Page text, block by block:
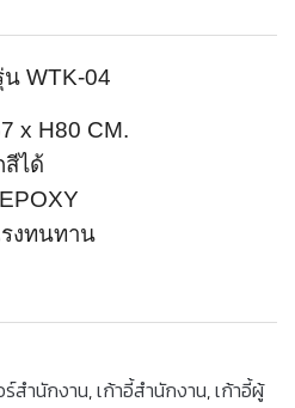
น WTK-04
x H80 CM.
สีได้
งทนทาน
ร์สำนักงาน,เก้าอี้สำนักงาน,เก้าอี้ผู้